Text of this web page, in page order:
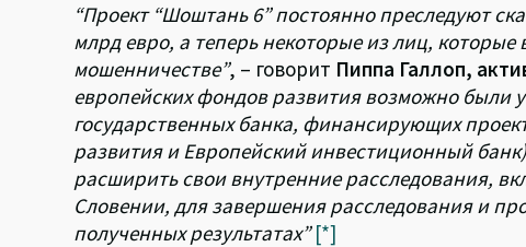
“Проект “Шоштань 6” постоянно преследуют
млрд евро, а теперь некоторые из лиц,
мошенничестве”, – говорит Пиппа Галлоп,
европейских фондов развития возможно были
государственных банка, финансирующих
развития и Европейский инвестиционный
расширить свои внутренние расследования,
Словении, для завершения расследования и
полученных результатах” [*]